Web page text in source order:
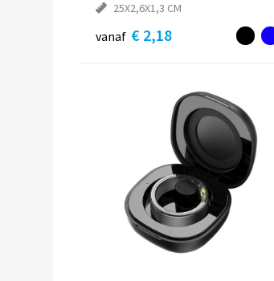
25X2,6X1,3 CM
vanaf € 2,18